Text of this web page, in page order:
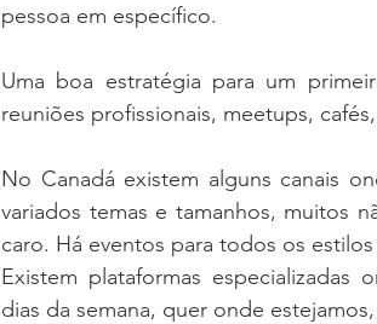
pessoa em específico.
Uma boa estratégia para um
reuniões profissionais, meetups,
No Canadá existem alguns canais
variados temas e tamanhos, muitos
caro. Há eventos para todos os
Existem plataformas
dias da semana, quer onde